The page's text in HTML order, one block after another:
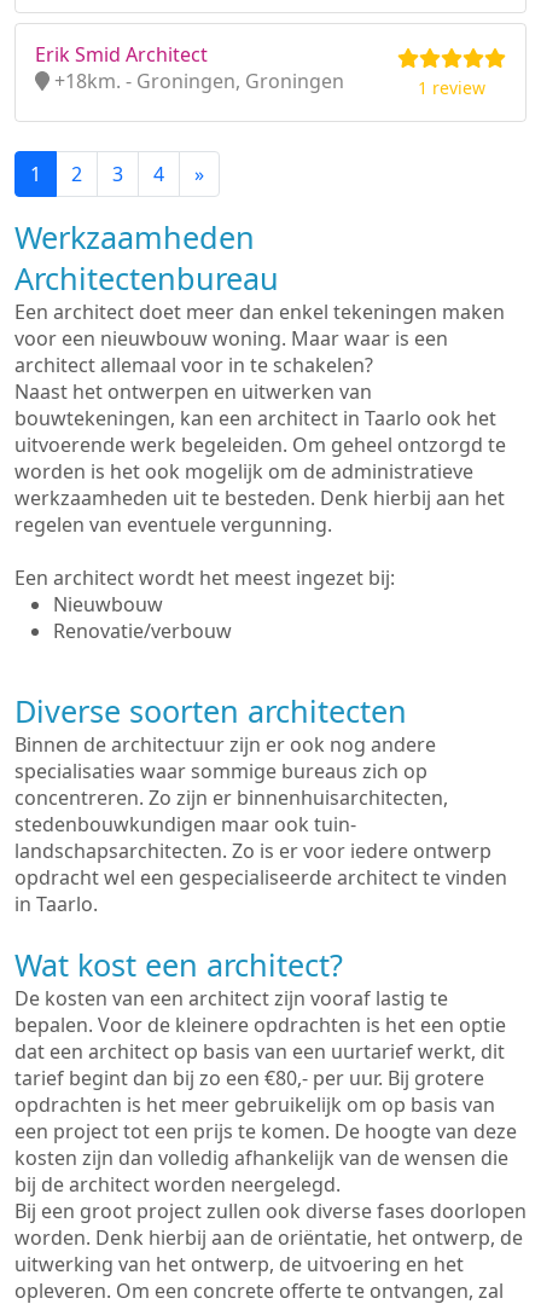
Erik Smid Architect
+18km. - Groningen, Groningen
1 review
1 2 3 4 »
Werkzaamheden
Architectenbureau
Een architect doet meer dan enkel tekeningen maken
voor een nieuwbouw woning. Maar waar is een
architect allemaal voor in te schakelen?
Naast het ontwerpen en uitwerken van
bouwtekeningen, kan een architect in Taarlo ook het
uitvoerende werk begeleiden. Om geheel ontzorgd te
worden is het ook mogelijk om de administratieve
werkzaamheden uit te besteden. Denk hierbij aan het
regelen van eventuele vergunning.
Een architect wordt het meest ingezet bij:
Nieuwbouw
Renovatie/verbouw
Diverse soorten architecten
Binnen de architectuur zijn er ook nog andere
specialisaties waar sommige bureaus zich op
concentreren. Zo zijn er binnenhuisarchitecten,
stedenbouwkundigen maar ook tuin-
landschapsarchitecten. Zo is er voor iedere ontwerp
opdracht wel een gespecialiseerde architect te vinden
in Taarlo.
Wat kost een architect?
De kosten van een architect zijn vooraf lastig te
bepalen. Voor de kleinere opdrachten is het een optie
dat een architect op basis van een uurtarief werkt, dit
tarief begint dan bij zo een €80,- per uur. Bij grotere
opdrachten is het meer gebruikelijk om op basis van
een project tot een prijs te komen. De hoogte van deze
kosten zijn dan volledig afhankelijk van de wensen die
bij de architect worden neergelegd.
Bij een groot project zullen ook diverse fases doorlopen
worden. Denk hierbij aan de oriëntatie, het ontwerp, de
uitwerking van het ontwerp, de uitvoering en het
opleveren. Om een concrete offerte te ontvangen, zal